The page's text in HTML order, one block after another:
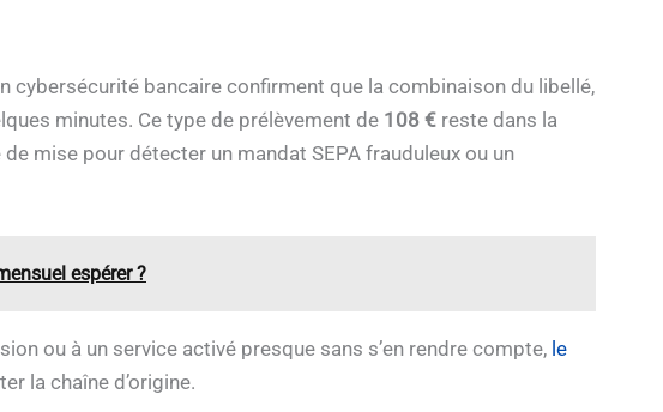
cybersécurité bancaire confirment que la combinaison du libellé,
minutes. Ce type de prélèvement de 108 € reste dans la
mise pour détecter un mandat SEPA frauduleux ou un
espérer ?
ou à un service activé presque sans s’en rendre compte, le
la chaîne d’origine.